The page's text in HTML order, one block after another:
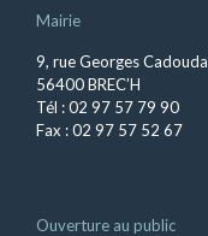
Mairie
9, rue Georges
56400 BREC’H
Tél : 02 97 57 79 90
Fax : 02 97 57 52 67
Ouverture au public